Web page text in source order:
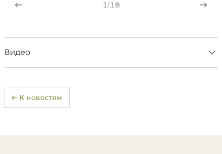
1/18
Видео
← К новостям